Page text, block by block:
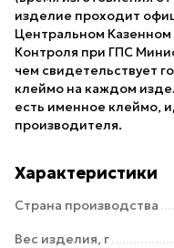
изделие проходит
Центральном
Контроля при ГПС
чем свидетельствует
клеймо на каждом
есть именное клеймо,
производителя.
Характеристики
Страна производства
Вес изделия, г